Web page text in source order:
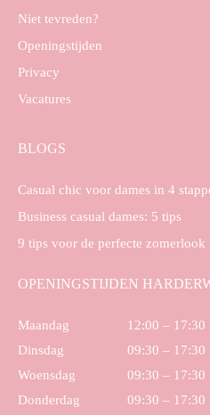
Niet tevreden?
Openingstijden
Privacy
Vacatures
BLOGS
Casual chic voor dames in 4
Business casual dames: 5 tips
9 tips voor de perfecte zomerlook
OPENINGSTIJDEN
Maandag
12:00 – 17:30
Dinsdag
09:30 – 17:30
Woensdag
09:30 – 17:30
Donderdag
09:30 – 17:30